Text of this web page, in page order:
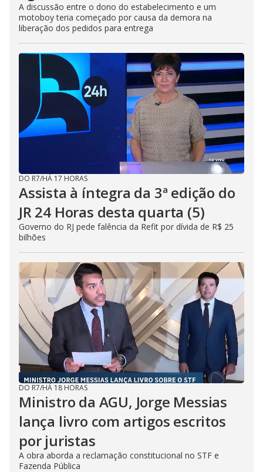
A discussão entre o dono do estabelecimento e um
motoboy teria começado por causa da demora na
liberação dos pedidos para entrega
DO R7/HÁ 17 HORAS
Assista à íntegra da 3ª edição do
JR 24 Horas desta quarta (5)
Governo do RJ pede falência da Refit por dívida de R$ 25
bilhões
DO R7/HÁ 18 HORAS
Ministro da AGU, Jorge Messias
lança livro com artigos escritos
por juristas
A obra aborda a reclamação constitucional no STF e
Fazenda Pública